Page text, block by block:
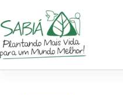
contenido